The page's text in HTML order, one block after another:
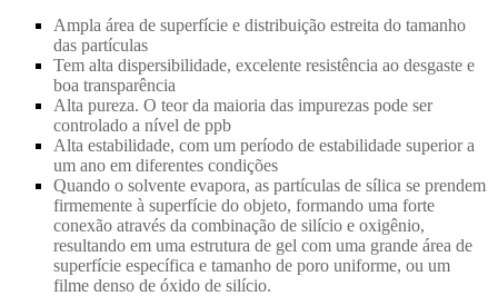
Ampla área de superfície e distribuição estreita do tamanho
das partículas
Tem alta dispersibilidade, excelente resistência ao desgaste e
boa transparência
Alta pureza. O teor da maioria das impurezas pode ser
controlado a nível de ppb
Alta estabilidade, com um período de estabilidade superior a
um ano em diferentes condições
Quando o solvente evapora, as partículas de sílica se prendem
firmemente à superfície do objeto, formando uma forte
conexão através da combinação de silício e oxigênio,
resultando em uma estrutura de gel com uma grande área de
superfície específica e tamanho de poro uniforme, ou um
filme denso de óxido de silício.